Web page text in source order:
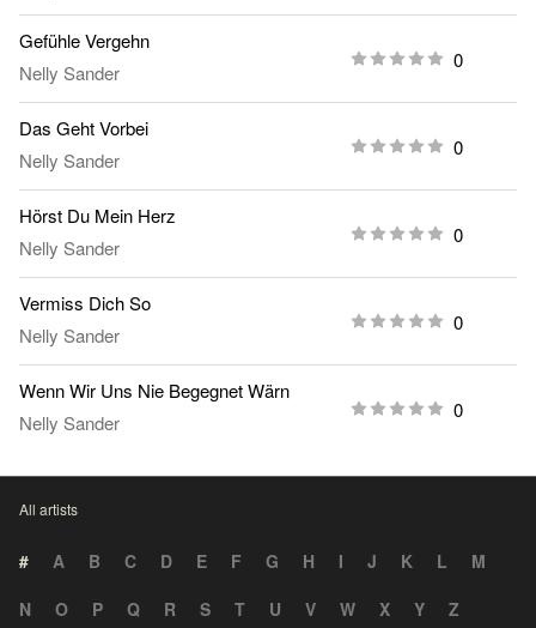
Gefühle Vergehn
Nelly Sander
0
Das Geht Vorbei
Nelly Sander
0
Hörst Du Mein Herz
Nelly Sander
0
Vermiss Dich So
Nelly Sander
0
Wenn Wir Uns Nie Begegnet Wärn
Nelly Sander
0
All artists
# A B C D E F G H I J K L
M
N
O P Q R S T U V W X Y Z